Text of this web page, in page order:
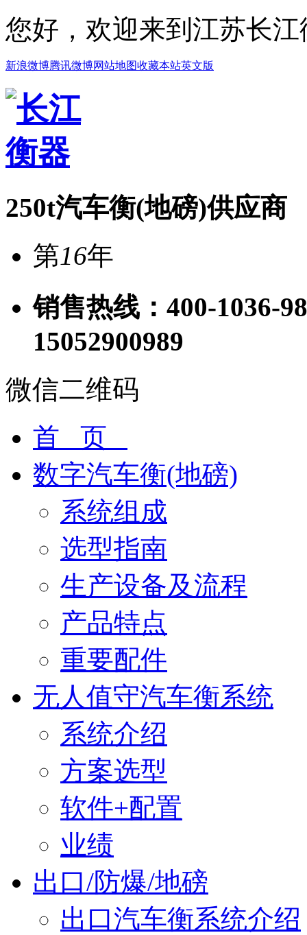
您好，欢迎来到江苏长
新浪微博腾讯微博网站地图收藏本站英文版
250t汽车衡(地磅)供应商
第16年
销售热线： 400-1036-
15052900989
微信二维码
首 页
数字汽车衡(地磅)
系统组成
选型指南
生产设备及流程
产品特点
重要配件
无人值守汽车衡系统
系统介绍
方案选型
软件+配置
业绩
出口/防爆/地磅
出口汽车衡系统介绍